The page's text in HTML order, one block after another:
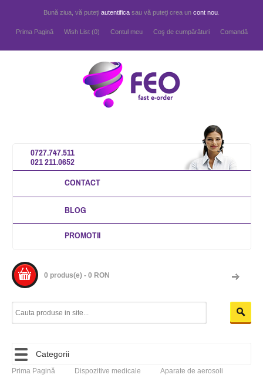
Bună ziua, vă puteți autentifica sau vă puteți crea un cont nou
Prima Pagină Wish List (0) Contul meu Coş de cumpărături Comandă
0727.747.511
021 211.0652
CONTACT
BLOG
PROMOTII
0 produs(e) - 0 RON
Categorii
Prima Pagină Dispozitive medicale
Aparate de aerosoli